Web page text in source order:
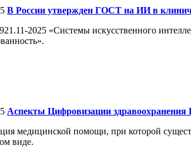
В России утвержден ГОСТ на ИИ в
2025 «Системы искусственного
Аспекты Цифровизации здравоохранения
медицинской помощи, при которой
виде.